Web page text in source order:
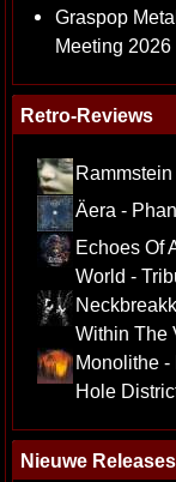
Graspop
Meeting 2026
Retro-Reviews
Rammstein
Äera -
Echoes Of
World -
Within The
Monolithe -
Hole
Nieuwe Releases